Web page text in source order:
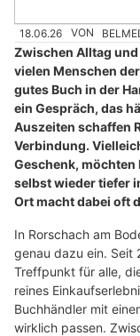
18.06.26 VON
Zwischen Alltag
vielen Menschen
gutes Buch in der
ein Gespräch, das
Auszeiten schaffen
Verbindung.
Geschenk,
selbst wieder tiefer
Ort macht dabei oft
In Rorschach am
genau dazu ein. Seit
Treffpunkt für alle,
reines
Buchhändler mit
wirklich passen.